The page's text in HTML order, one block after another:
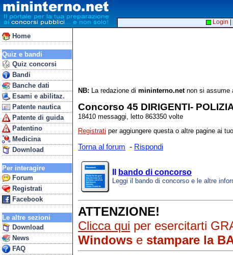
Home
Quiz e bandi
Quiz concorsi
Bandi
Banche dati
Esami e abilitaz.
Patente nautica
Patente di guida
Patentino
Medicina
Download
Per interagire
Forum
Registrati
Facebook
Le altre sezioni
Download
News
FAQ
Login
NB: La redazione di mininterno.netnon si assume
Concorso 45 DIRIGENTI-
18410 messaggi, letto 863350 volte
Registrati per aggiungere questa o altre pagine ai
Torna al forum - Rispondi
bando di concorso
Leggi il bando di concorso e le altre
ATTENZIONE!
Clicca qui per esercitarti
Windows e stampare la